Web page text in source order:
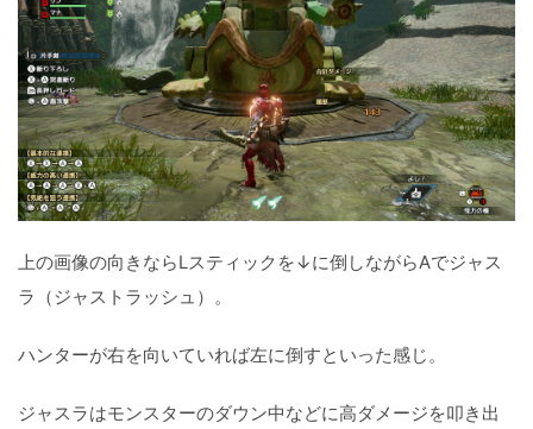
上の画像の向きならLスティックを↓に倒しながらAでジャス
ラ（ジャストラッシュ）。
ハンターが右を向いていれば左に倒すといった感じ。
ジャスラはモンスターのダウン中などに高ダメージを叩き出